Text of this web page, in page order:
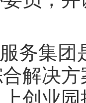
务集团
解决
创业